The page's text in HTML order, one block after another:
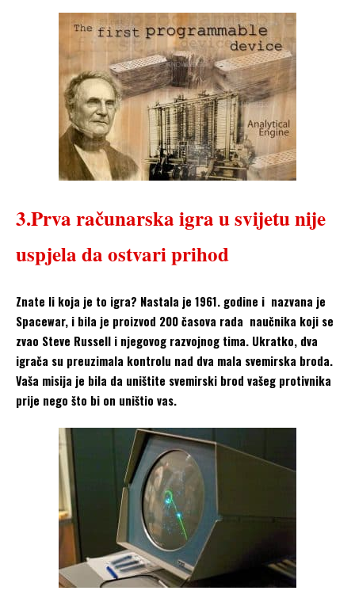
3.Prva računarska igra u svijetu nije
uspjela da ostvari prihod
Znate li koja je to igra? Nastala je 1961. godine i nazvana je
Spacewar, i bila je proizvod 200 časova rada naučnika koji se
zvao Steve Russell i njegovog razvojnog tima. Ukratko, dva
igrača su preuzimala kontrolu nad dva mala svemirska broda.
Vaša misija je bila da uništite svemirski brod vašeg protivnika
prije nego što bi on uništio vas.